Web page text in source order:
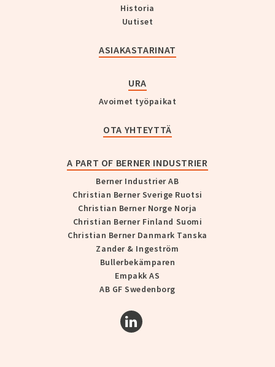
Historia
Uutiset
ASIAKASTARINAT
URA
Avoimet työpaikat
OTA YHTEYTTÄ
A PART OF BERNER INDUSTRIER
Berner Industrier AB
Christian Berner Sverige Ruotsi
Christian Berner Norge Norja
Christian Berner Finland Suomi
Christian Berner Danmark Tanska
Zander & Ingeström
Bullerbekämparen
Empakk AS
AB GF Swedenborg